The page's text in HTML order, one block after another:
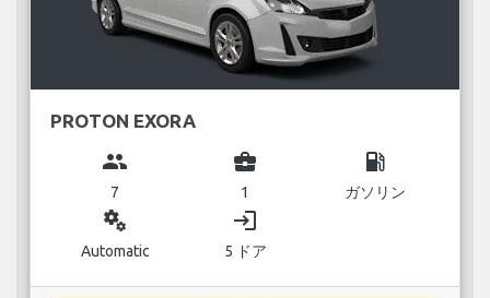
PROTON EXORA
group
7
business_center
1
local_gas_station
ガソリン
miscellaneous_services
Automatic
login
5 ドア